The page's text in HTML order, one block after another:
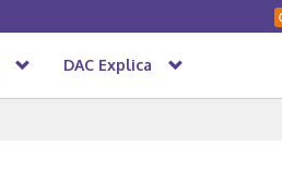
DAC Explica